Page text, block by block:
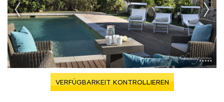
VERFÜGBARKEIT KONTROLLIEREN